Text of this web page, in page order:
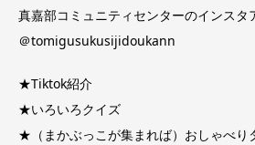
真嘉部コミュニティセンターのインスタ
＠tomigusukusijidoukann
★Tiktok紹介
★いろいろクイズ
★（まかぶっこが集まれば）おしゃべり